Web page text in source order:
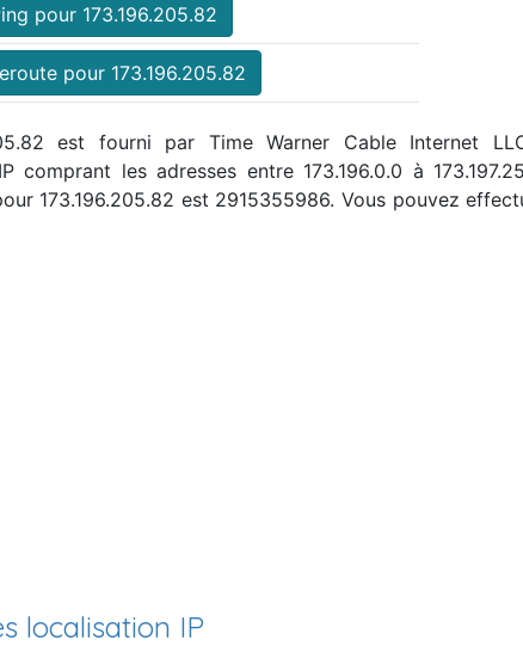
pour 173.196.205.82
pour 173.196.205.82
est fourni par Time Warner Cable Internet
comprant les adresses entre 173.196.0.0 à
173.196.205.82 est 2915355986. Vous pouvez
localisation IP